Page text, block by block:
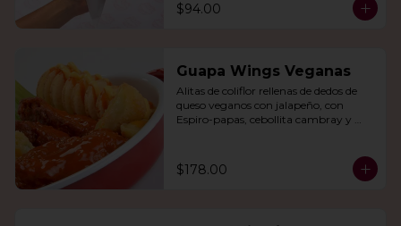
$94.00
Guapa Wings Veganas
Alitas de coliflor rellenas de dedos de
queso veganos con jalapeño, con
Espiro-papas, cebollita cambray y
$178.00